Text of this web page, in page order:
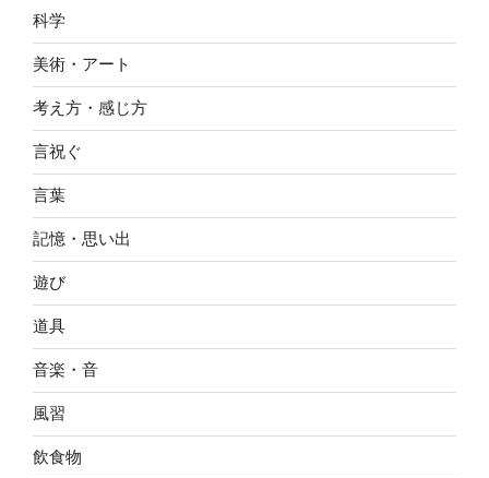
科学
美術・アート
考え方・感じ方
言祝ぐ
言葉
記憶・思い出
遊び
道具
音楽・音
風習
飲食物